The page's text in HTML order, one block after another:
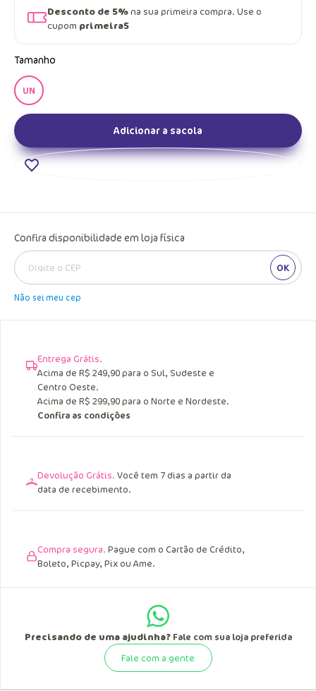
Desconto de 5%na sua primeira compra. Use o
cupom primeira5
Tamanho
UN
Adicionar a sacola
Confira disponibilidade em loja física
OK
Não sei meu cep
Entrega Grátis.
Acima de R$ 249,90 para o Sul, Sudeste e
Centro Oeste.
Acima de R$ 299,90 para o Norte e Nordeste.
Confira as condições
Devolução Grátis. Você tem 7 dias a partir da
data de recebimento.
Compra segura. Pague com o Cartão de Crédito,
Boleto, Picpay, Pix ou Ame.
Precisando de uma ajudinha?Fale com sua loja preferida
Fale com a gente